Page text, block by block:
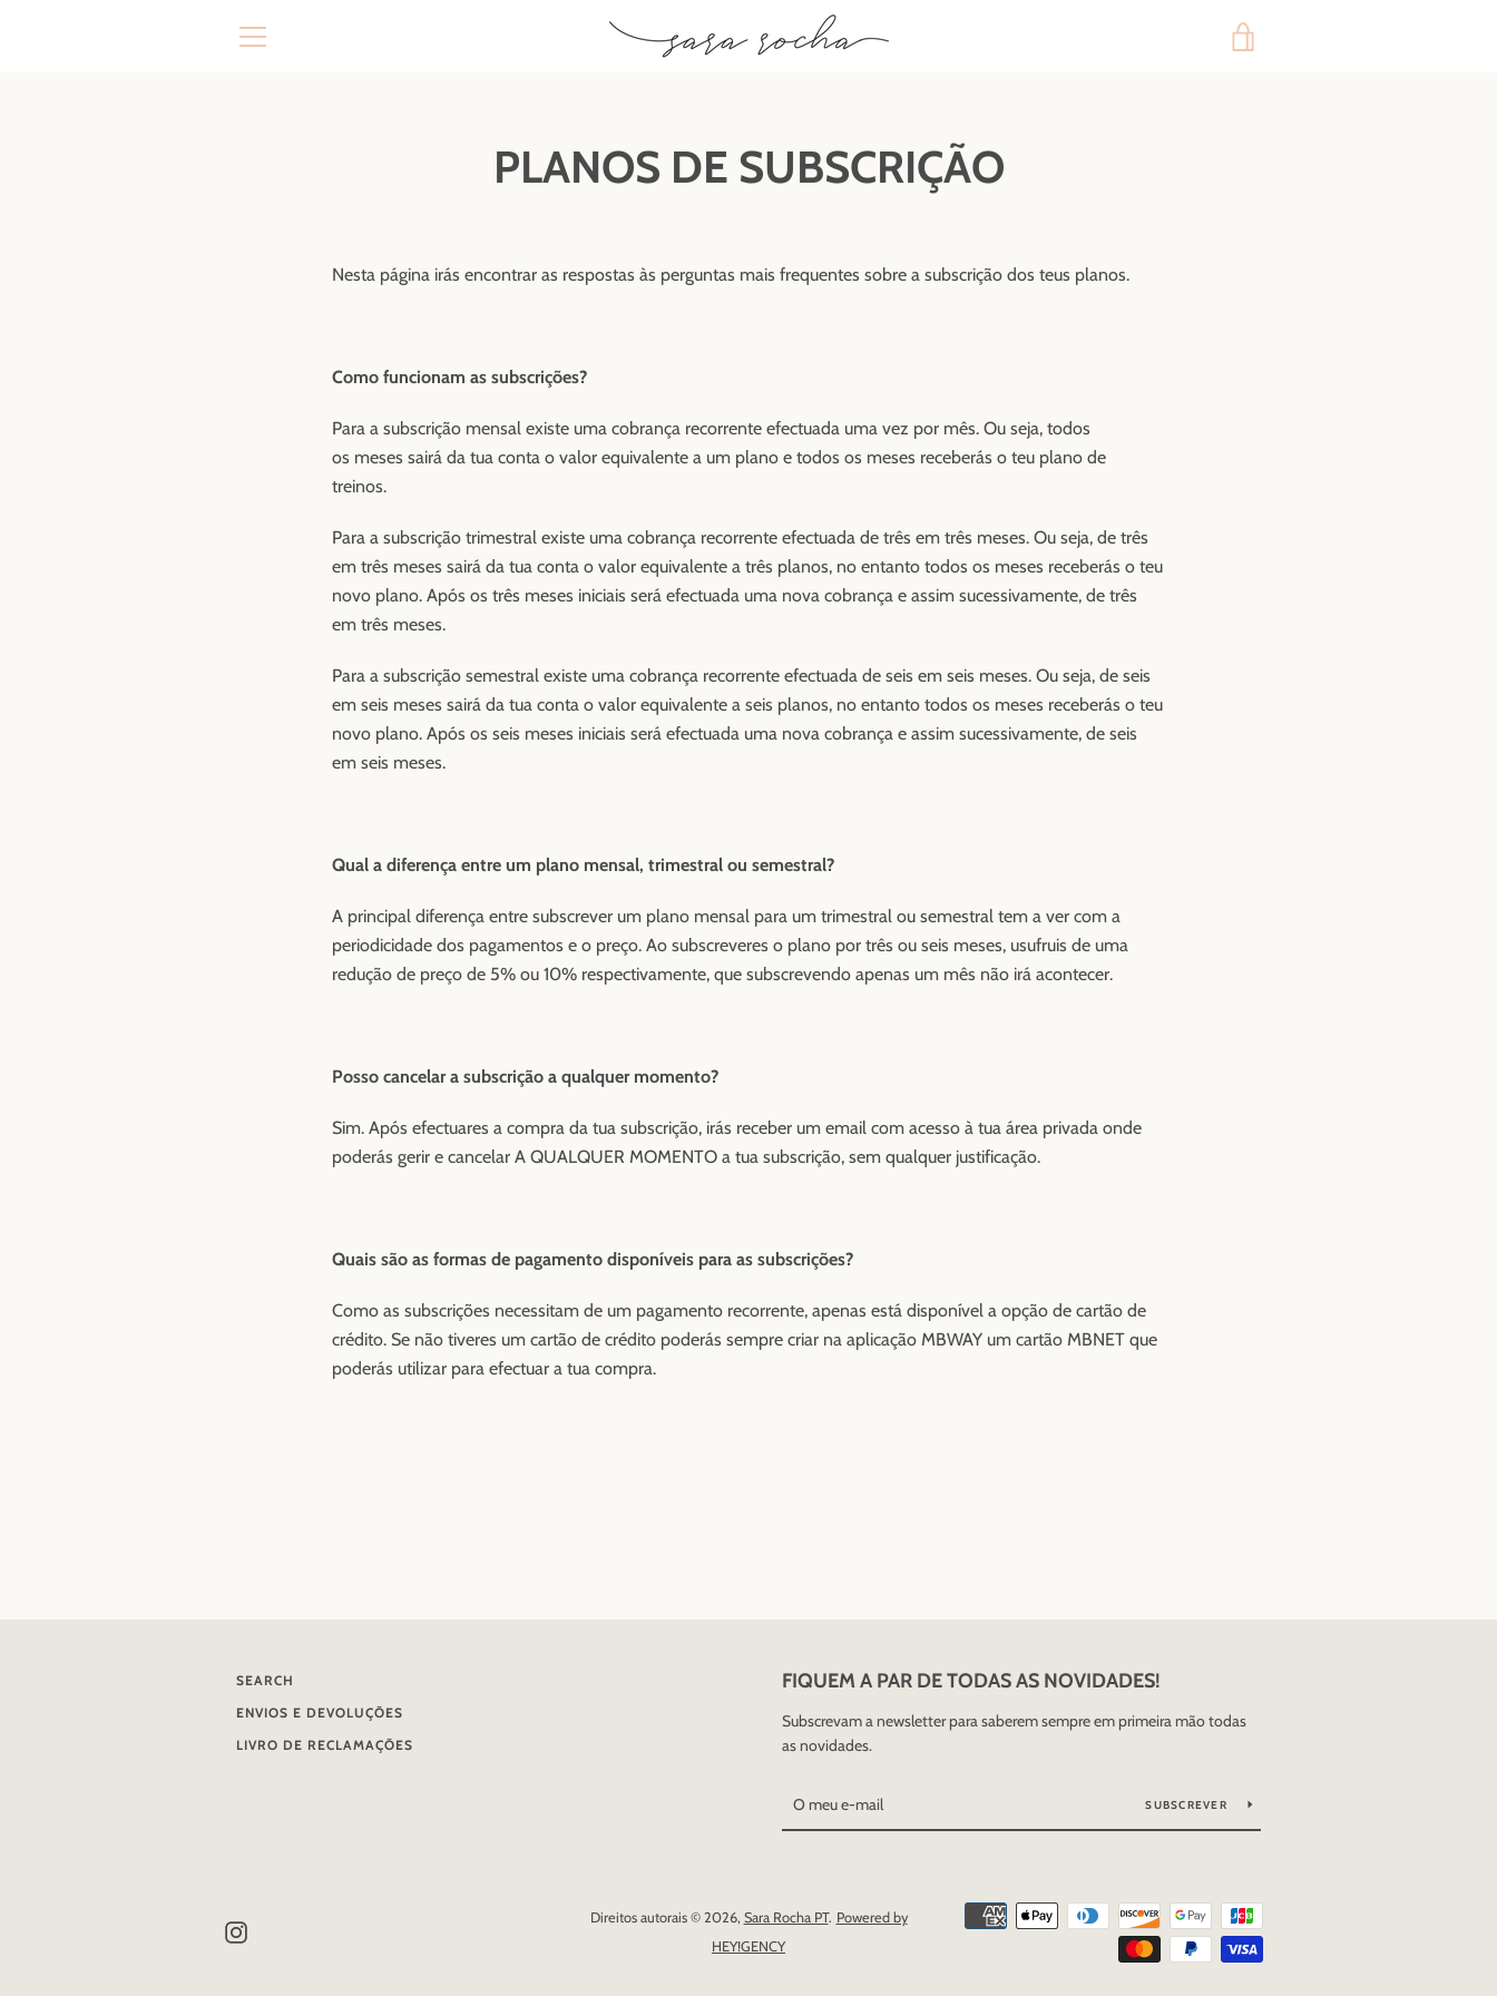
PLANOS DE SUBSCRIÇÃO
Nesta página irás encontrar as respostas às perguntas mais frequentes sobre a subscrição dos teus planos.
Como funcionam as subscrições?
Para a subscrição mensal existe uma cobrança recorrente efectuada uma vez por mês. Ou seja, todos
os meses sairá da tua conta o valor equivalente a um plano e todos os meses receberás o teu plano de
treinos.
Para a subscrição trimestral existe uma cobrança recorrente efectuada de três em três meses. Ou seja, de três
em três meses sairá da tua conta o valor equivalente a três planos, no entanto todos os meses receberás o teu
novo plano. Após os três meses iniciais será efectuada uma nova cobrança e assim sucessivamente, de três
em três meses.
Para a subscrição semestral existe uma cobrança recorrente efectuada de seis em seis meses. Ou seja, de seis
em seis meses sairá da tua conta o valor equivalente a seis planos, no entanto todos os meses receberás o teu
novo plano. Após os seis meses iniciais será efectuada uma nova cobrança e assim sucessivamente, de seis
em seis meses.
Qual a diferença entre um plano mensal, trimestral ou semestral?
A principal diferença entre subscrever um plano mensal para um trimestral ou semestral tem a ver com a
periodicidade dos pagamentos e o preço. Ao subscreveres o plano por três ou seis meses, usufruis de uma
redução de preço de 5% ou 10% respectivamente, que subscrevendo apenas um mês não irá acontecer.
Posso cancelar a subscrição a qualquer momento?
Sim. Após efectuares a compra da tua subscrição, irás receber um email com acesso à tua área privada onde
poderás gerir e cancelar A QUALQUER MOMENTO a tua subscrição, sem qualquer justificação.
Quais são as formas de pagamento disponíveis para as subscrições?
Como as subscrições necessitam de um pagamento recorrente, apenas está disponível a opção de cartão de
crédito. Se não tiveres um cartão de crédito poderás sempre criar na aplicação MBWAY um cartão MBNET que
poderás utilizar para efectuar a tua compra.
SEARCH
ENVIOS E DEVOLUÇÕES
LIVRO DE RECLAMAÇÕES
FIQUEM A PAR DE TODAS AS NOVIDADES!
Subscrevam a newsletter para saberem sempre em primeira mão todas
as novidades.
SUBSCREVER
Direitos autorais © 2026, Sara Rocha PT. Powered by
HEY!GENCY
Métodos
Pagamento